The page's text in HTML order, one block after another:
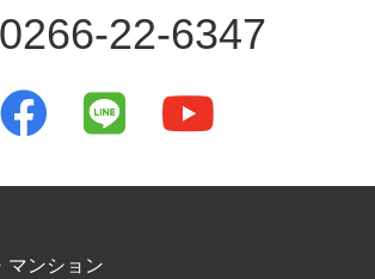
0266-22-6347
マンション